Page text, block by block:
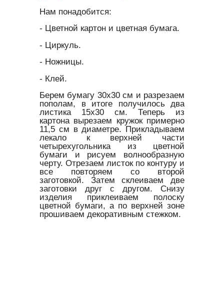
Нам понадобится:
- Цветной картон и цветная бумага.
- Циркуль.
- Ножницы.
- Клей.
Берем бумагу 30х30 см и разрезаем
пополам, в итоге получилось два
листика 15х30 см. Теперь из
картона вырезаем кружок примерно
11,5 см в диаметре. Прикладываем
лекало к верхней части
четырехугольника из цветной
бумаги и рисуем волнообразную
черту. Отрезаем листок по контуру и
все повторяем со второй
заготовкой. Затем склеиваем две
заготовки друг с другом. Снизу
изделия приклеиваем полоску
цветной бумаги, а по верхней зоне
прошиваем декоративным стежком.